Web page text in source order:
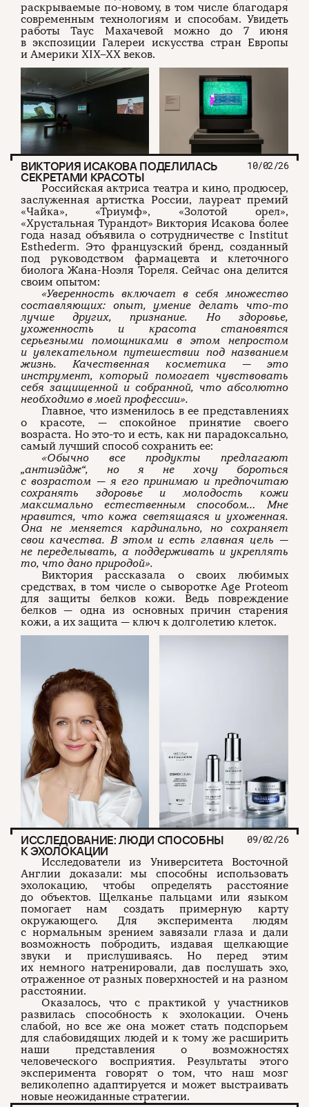
раскрываемые по-новому, в том числе благодаря
современным технологиям и способам. Увидеть
работы Таус Махачевой можно до 7 июня
в экспозиции Галереи искусства стран Европы
и Америки XIX–XX веков.
ВИКТОРИЯ ИСАКОВА ПОДЕЛИЛАСЬ
СЕКРЕТАМИ КРАСОТЫ
10/02/26
Российская актриса театра и кино, продюсер,
заслуженная артистка России, лауреат премий
«Чайка», «Триумф», «Золотой орел»,
«Хрустальная Турандот» Виктория Исакова более
года назад объявила о сотрудничестве с Institut
Esthederm. Это французский бренд, созданный
под руководством фармацевта и клеточного
биолога Жана-Ноэля Тореля. Сейчас она делится
своим опытом:
«Уверенность включает в себя множество
составляющих: опыт, умение делать что-то
лучше других, признание. Но здоровье,
ухоженность и красота становятся
серьезными помощниками в этом непростом
и увлекательном путешествии под названием
жизнь. Качественная косметика — это
инструмент, который помогает чувствовать
себя защищенной и собранной, что абсолютно
необходимо в моей профессии».
Главное, что изменилось в ее представлениях
о красоте, — спокойное принятие своего
возраста. Но это-то и есть, как ни парадоксально,
самый лучший способ сохранить ее:
«Обычно все продукты предлагают
„антиэйдж“, но я не хочу бороться
с возрастом — я его принимаю и предпочитаю
сохранять здоровье и молодость кожи
максимально естественным способом… Мне
нравится, что кожа светящаяся и ухоженная.
Она не меняется кардинально, но сохраняет
свои качества. В этом и есть главная цель —
не переделывать, а поддерживать и укреплять
то, что дано природой».
Виктория рассказала о своих любимых
средствах, в том числе о сыворотке Age Proteom
для защиты белков кожи. Ведь повреждение
белков — одна из основных причин старения
кожи, а их защита — ключ к долголетию клеток.
ИССЛЕДОВАНИЕ: ЛЮДИ СПОСОБНЫ
К ЭХОЛОКАЦИИ
09/02/26
Исследователи из Университета Восточной
Англии доказали: мы способны использовать
эхолокацию, чтобы определять расстояние
до объектов. Щелканье пальцами или языком
помогает нам создать примерную карту
окружающего. Для эксперимента людям
с нормальным зрением завязали глаза и дали
возможность побродить, издавая щелкающие
звуки и прислушиваясь. Но перед этим
их немного натренировали, дав послушать эхо,
отраженное от разных поверхностей и на разном
расстоянии.
Оказалось, что с практикой у участников
развилась способность к эхолокации. Очень
слабой, но все же она может стать подспорьем
для слабовидящих людей и к тому же расширить
наши представления о возможностях
человеческого восприятия. Результаты этого
эксперимента говорят о том, что наш мозг
великолепно адаптируется и может выстраивать
новые неожиданные стратегии.